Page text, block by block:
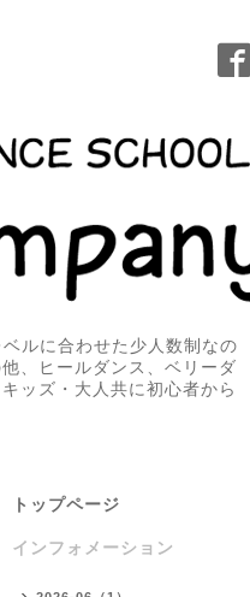
ルに合わせた少人数制なの
、ヒールダンス、ベリーダ
ッズ・大人共に初心者から
トップページ
インフォメーション